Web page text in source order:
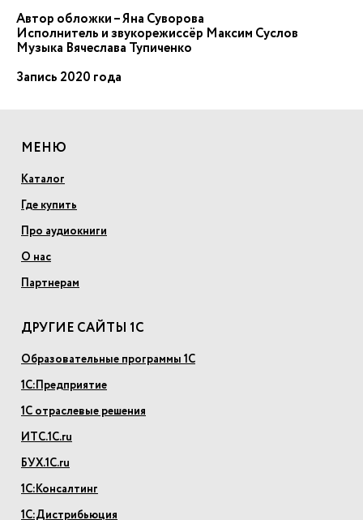
Автор обложки – Яна Суворова
Исполнитель и звукорежиссёр Максим Суслов
Музыка Вячеслава Тупиченко
Запись 2020 года
МЕНЮ
Каталог
Где купить
Про аудиокниги
О нас
Партнерам
ДРУГИЕ САЙТЫ 1С
Образовательные программы 1С
1С:Предприятие
1С отраслевые решения
ИТС.1С.ru
БУХ.1С.ru
1С:Консалтинг
1С:Дистрибьюция